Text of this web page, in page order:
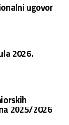
ugovor
2026.
2025/2026